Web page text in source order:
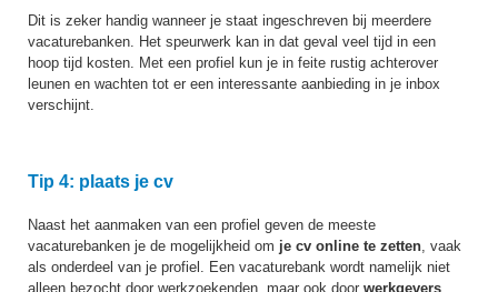
Dit is zeker handig wanneer je staat ingeschreven bij meerdere
vacaturebanken. Het speurwerk kan in dat geval veel tijd in een
hoop tijd kosten. Met een profiel kun je in feite rustig achterover
leunen en wachten tot er een interessante aanbieding in je inbox
verschijnt.
Tip 4: plaats je cv
Naast het aanmaken van een profiel geven de meeste
vacaturebanken je de mogelijkheid om je cv online te zetten, vaak
als onderdeel van je profiel. Een vacaturebank wordt namelijk niet
alleen bezocht door werkzoekenden, maar ook door werkgevers